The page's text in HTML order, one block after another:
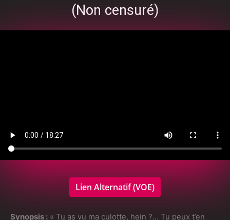
(Non censuré)
Lien Alternatif (VOE)
Synopsis : « Tu as vu ma culotte, hein ?… Tu peux t’en